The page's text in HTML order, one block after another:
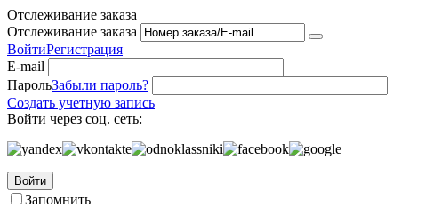
Отслеживание заказа
Отслеживание заказа
ВойтиРегистрация
E-mail
ПарольЗабыли пароль?
Создать учетную запись
Войти через соц. сеть:
Войти
Запомнить